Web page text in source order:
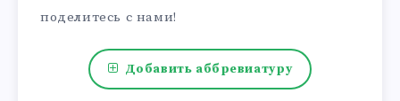
поделитесь с нами!
Добавить аббревиатуру